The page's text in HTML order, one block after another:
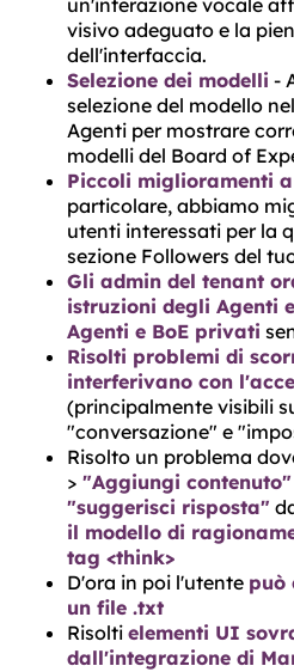
un'interazione vocale
visivo adeguato e la
dell'interfaccia.
Selezione dei modelli -
selezione del modello
Agenti per mostrare
modelli del Board of
Piccoli miglioramenti
particolare, abbiamo
utenti interessati per la
sezione Followers del
Gli admin del tenant
istruzioni degli Agenti
Agenti e BoE privati
Risolti problemi di
interferivano con
(principalmente visibili
"conversazione" e
Risolto un problema
> "Aggiungi contenuto"
"suggerisci risposta"
il modello di
tag <think>
D'ora in poi l'utente può
un file .txt
Risolti elementi UI
dall'integrazione di